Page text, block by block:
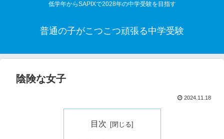
低学年からSAPIXで2028年の中学受験を目指す
普通の子がこつこつ頑張る中学受験
陰険な女子
2024.11.18
目次